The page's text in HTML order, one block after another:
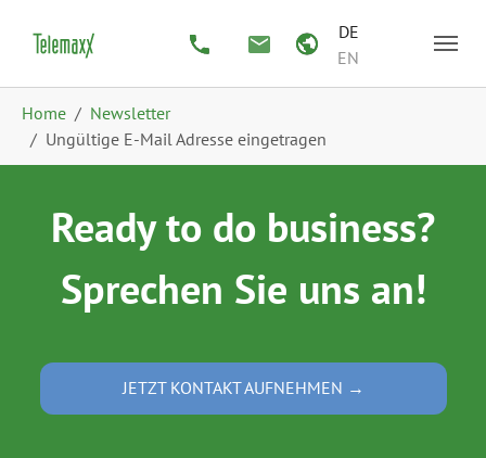
DE
EN
Home
Newsletter
Ungültige E-Mail Adresse eingetragen
Ready to do business?
Sprechen Sie uns an!
JETZT KONTAKT AUFNEHMEN →